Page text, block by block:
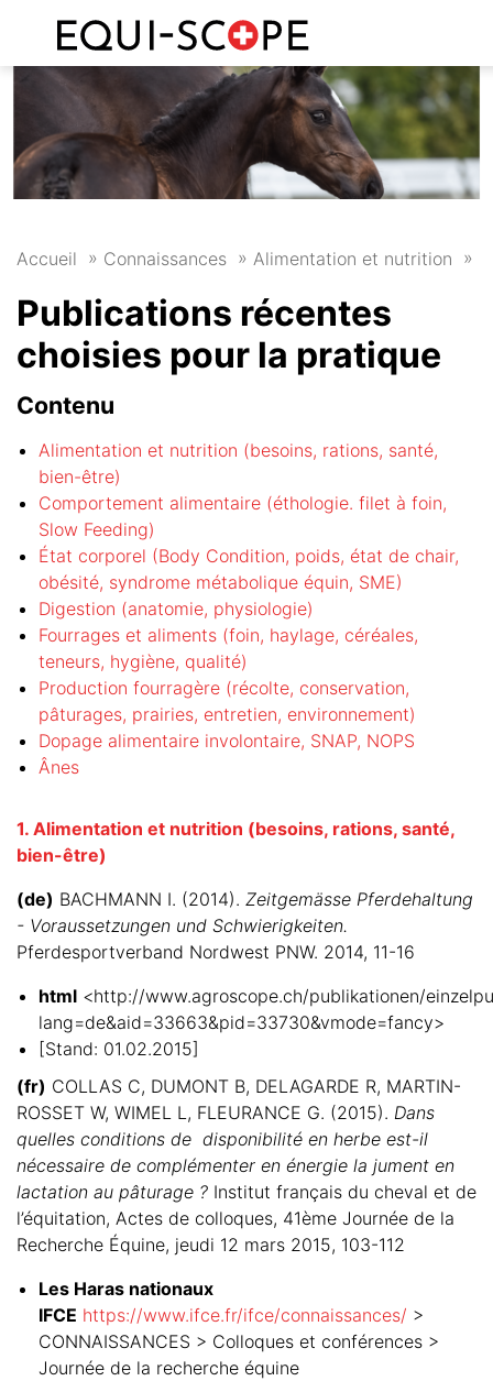
DE
Accueil Connaissances Alimentation et nutrition
Publications récentes
choisies pour la pratique
Contenu
Alimentation et nutrition (besoins, rations, santé,
bien-être)
Comportement alimentaire (éthologie. filet à foin,
Slow Feeding)
État corporel (Body Condition, poids, état de chair,
obésité, syndrome métabolique équin, SME)
Digestion (anatomie, physiologie)
Fourrages et aliments (foin, haylage, céréales,
teneurs, hygiène, qualité)
Production fourragère (récolte, conservation,
pâturages, prairies, entretien, environnement)
Dopage alimentaire involontaire, SNAP, NOPS
Ânes
1. Alimentation et nutrition (besoins, rations, santé,
bien-être)
(de) BACHMANN I. (2014). Zeitgemässe Pferdehaltung
- Voraussetzungen und Schwierigkeiten.
Pferdesportverband Nordwest PNW. 2014, 11-16
html <http://www.agroscope.ch/publikationen/
lang=de&aid=33663&pid=33730&vmode=fancy>
[Stand: 01.02.2015]
(fr) COLLAS C, DUMONT B, DELAGARDE R, MARTIN-
ROSSET W, WIMEL L, FLEURANCE G. (2015). Dans
quelles conditions de disponibilité en herbe est-il
nécessaire de complémenter en énergie la jument en
lactation au pâturage ? Institut français du cheval et de
l’équitation, Actes de colloques, 41ème Journée de la
Recherche Équine, jeudi 12 mars 2015, 103-112
Les Haras nationaux
IFCE https://www.ifce.fr/ifce/connaissances/ >
CONNAISSANCES > Colloques et conférences >
Journée de la recherche équine